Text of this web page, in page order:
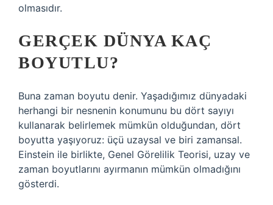
olmasıdır.
GERÇEK DÜNYA KAÇ
BOYUTLU?
Buna zaman boyutu denir. Yaşadığımız dünyadaki
herhangi bir nesnenin konumunu bu dört sayıyı
kullanarak belirlemek mümkün olduğundan, dört
boyutta yaşıyoruz: üçü uzaysal ve biri zamansal.
Einstein ile birlikte, Genel Görelilik Teorisi, uzay ve
zaman boyutlarını ayırmanın mümkün olmadığını
gösterdi.